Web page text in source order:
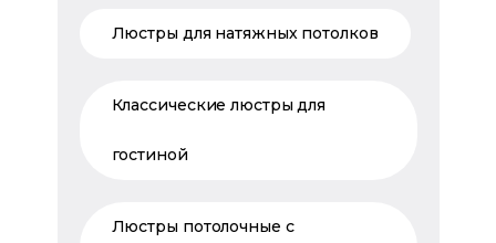
Люстры для натяжных потолков
Классические люстры для
гостиной
Люстры потолочные с